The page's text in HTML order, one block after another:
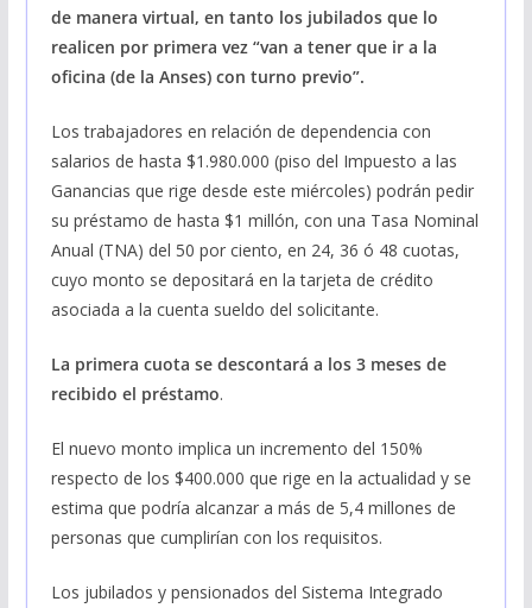
de manera virtual, en tanto los jubilados que lo
realicen por primera vez “van a tener que ir a la
oficina (de la Anses) con turno previo”.
Los trabajadores en relación de dependencia con
salarios de hasta $1.980.000 (piso del Impuesto a las
Ganancias que rige desde este miércoles) podrán pedir
su préstamo de hasta $1 millón, con una Tasa Nominal
Anual (TNA) del 50 por ciento, en 24, 36 ó 48 cuotas,
cuyo monto se depositará en la tarjeta de crédito
asociada a la cuenta sueldo del solicitante.
La primera cuota se descontará a los 3 meses de
recibido el préstamo.
El nuevo monto implica un incremento del 150%
respecto de los $400.000 que rige en la actualidad y se
estima que podría alcanzar a más de 5,4 millones de
personas que cumplirían con los requisitos.
Los jubilados y pensionados del Sistema Integrado